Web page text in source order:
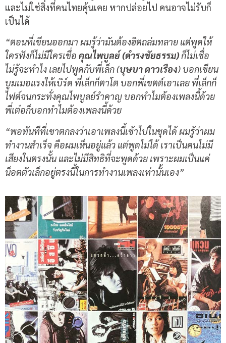
และไม่ใช่สิ่งที่คนไทยคุ้นเคย หากปล่อยไป คนอาจไม่รับก็
เป็นได้
“ตอนที่เขียนออกมา ผมรู้ว่ามันต้องฮิตถล่มทลาย แต่พูดให้
ใครฟังก็ไม่มีใครเชื่อ คุณไพบูลย์ (ดำรงชัยธรรม)ก็ไม่เชื่อ
ไม่รู้จะทำไง เลยไปพูดกับพี่เล็ก (บุษบา ดาวเรือง) บอกเขียน
บูมเมอแรงให้เบิร์ด พี่เล็กก็ตาโต บอกพี่เขตต์เอาเลย พี่เล็กก็
ไฟต์จนกระทั่งคุณไพบูลย์รำคาญ บอกทำไมต้องเพลงนี้ด้วย
พี่เต๋อก็บอกทำไมต้องเพลงนี้ด้วย
“พอทันทีที่เขาตกลงว่าเอาเพลงนี้เข้าไปในชุดได้ ผมรู้ว่าผม
ทำงานสำเร็จ คือผมเห็นอยู่แล้ว แต่พูดไม่ได้ เราเป็นคนไม่มี
เสียงในตรงนั้น และไม่มีสิทธิที่จะพูดด้วย เพราะผมเป็นแค่
น็อตตัวเล็กอยู่ตรงนี้ในการทำงานเพลงเท่านั้นเอง”